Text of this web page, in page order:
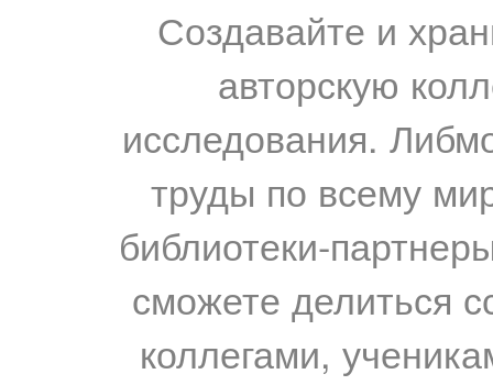
Создавайте и
авторскую
исследования.
труды по всему
библиотеки-
сможете делиться
коллегами,